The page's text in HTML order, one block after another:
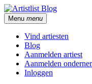
Menu menu
Vind artiesten
Blog
Aanmelden artiest
Aanmelden
Inloggen